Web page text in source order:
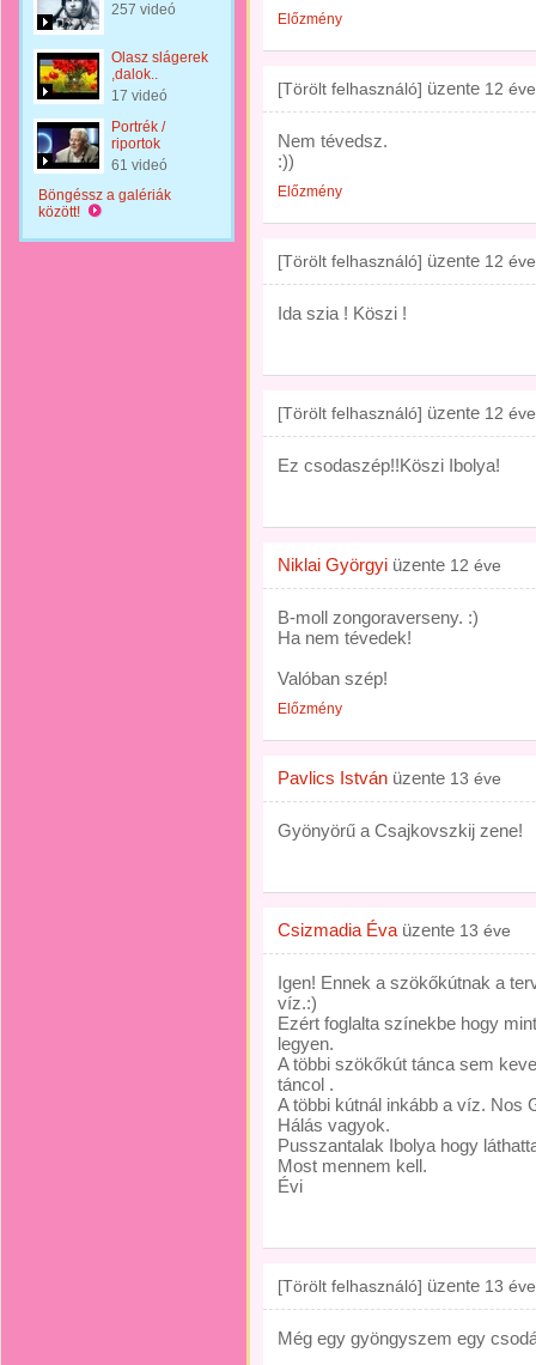
257 videó
Olasz slágerek
,dalok..
17 videó
Portrék /
riportok
61 videó
Böngéssz a galériák
között!
Előzmény
[Törölt felhasználó] üzente 12 éve
Nem tévedsz.
:))
Előzmény
[Törölt felhasználó] üzente 12 éve
Ida szia ! Köszi !
[Törölt felhasználó] üzente 12 éve
Ez csodaszép!!Köszi Ibolya!
Niklai Györgyi üzente 12 éve
B-moll zongoraverseny. :)
Ha nem tévedek!
Valóban szép!
Előzmény
Pavlics István üzente 13 éve
Gyönyörű a Csajkovszkij zene!
Csizmadia Éva üzente 13 éve
Igen! Ennek a szökőkútnak a
víz.:)
Ezért foglalta színekbe hogy
legyen.
A többi szökőkút tánca sem
táncol .
A többi kútnál inkább a víz. Nos
Hálás vagyok.
Pusszantalak Ibolya hogy
Most mennem kell.
Évi
[Törölt felhasználó] üzente 13 éve
Még egy gyöngyszem egy